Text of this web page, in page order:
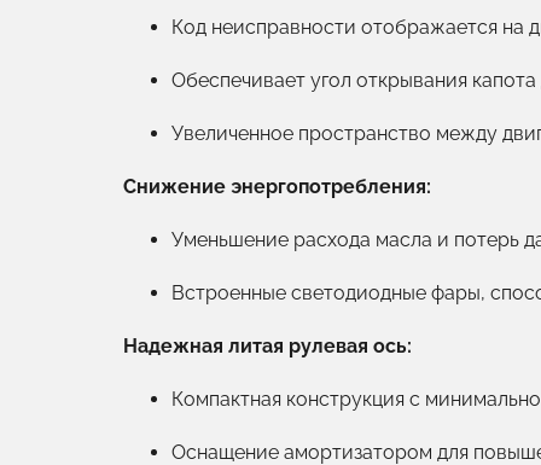
Код неисправности отображается на
Обеспечивает угол открывания капота
Увеличенное пространство между
Снижение энергопотребления:
Уменьшение расхода масла и потерь
Встроенные светодиодные фары,
Надежная литая рулевая ось:
Компактная конструкция с
Оснащение амортизатором для